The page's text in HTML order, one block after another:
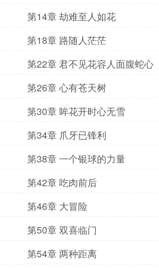
第14章 劫难至人如花
第18章 路随人茫茫
第22章 君不见花容人面腹蛇心
第26章 心有苍天树
第30章 眸花开时心无雪
第34章 爪牙已锋利
第38章 一个银球的力量
第42章 吃肉前后
第46章 大冒险
第50章 双喜临门
第54章 两种距离